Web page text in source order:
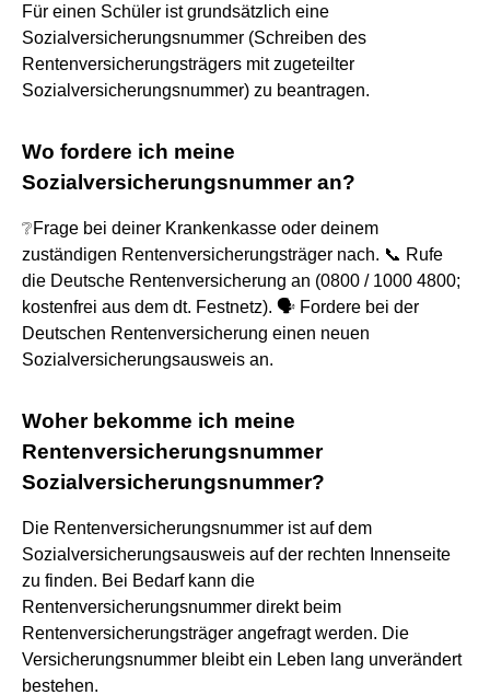
Für einen Schüler ist grundsätzlich eine
Sozialversicherungsnummer (Schreiben des
Rentenversicherungsträgers mit zugeteilter
Sozialversicherungsnummer) zu beantragen.
Wo fordere ich meine
Sozialversicherungsnummer an?
❔Frage bei deiner Krankenkasse oder deinem
zuständigen Rentenversicherungsträger nach. 📞 Rufe
die Deutsche Rentenversicherung an (0800 / 1000 4800;
kostenfrei aus dem dt. Festnetz). 🗣 Fordere bei der
Deutschen Rentenversicherung einen neuen
Sozialversicherungsausweis an.
Woher bekomme ich meine
Rentenversicherungsnummer
Sozialversicherungsnummer?
Die Rentenversicherungsnummer ist auf dem
Sozialversicherungsausweis auf der rechten Innenseite
zu finden. Bei Bedarf kann die
Rentenversicherungsnummer direkt beim
Rentenversicherungsträger angefragt werden. Die
Versicherungsnummer bleibt ein Leben lang unverändert
bestehen.